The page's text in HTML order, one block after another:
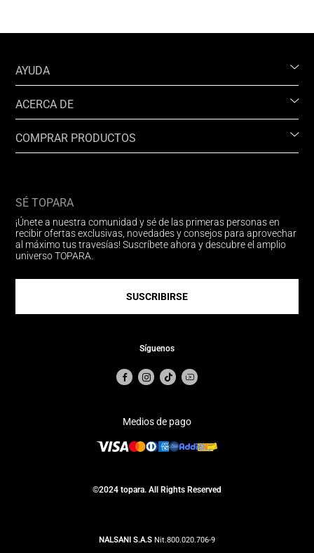
AYUDA
ACERCA DE
COMPRAR PRODUCTOS
SÉ TOPARA
¡Únete a nuestra comunidad y sé de las primeras personas en
recibir ofertas exclusivas, novedades y consejos para aprovechar
al máximo tus travesías! Suscríbete ahora y descubre el amplio
universo TOPARA.
SUSCRIBIRSE
Síguenos
Medios de pago
©2024 topara. All Rights Reserved
NALSANI S.A.S Nit.800.020.706-9